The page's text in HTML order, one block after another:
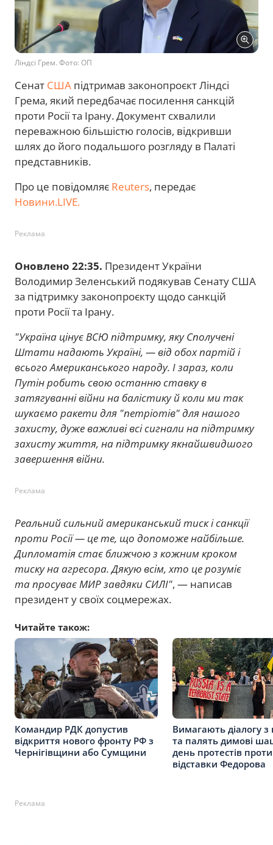
Ліндсі Грем. Фото: ОП
Сенат США підтримав законопроєкт Ліндсі
Грема, який передбачає посилення санкцій
проти Росії та Ірану. Документ схвалили
переважною більшістю голосів, відкривши
шлях до його подальшого розгляду в Палаті
представників.
Про це повідомляє Reuters, передає
Новини.LIVE.
Реклама
Оновлено 22:35. Президент України
Володимир Зеленський подякував Сенату США
за підтримку законопроєкту щодо санкцій
проти Росії та Ірану.
"Україна цінує ВСЮ підтримку, яку Сполучені
Штати надають Україні, — від обох партій і
всього Американського народу. І зараз, коли
Путін робить свою останню ставку в
затягуванні війни на балістику й коли ми так
шукаємо ракети для "петріотів" для нашого
захисту, дуже важливі всі сигнали на підтримку
захисту життя, на підтримку якнайшвидшого
завершення війни.
Реклама
Реальний сильний американський тиск і санкції
проти Росії — це те, що допоможе найбільше.
Дипломатія стає ближчою з кожним кроком
тиску на агресора. Дякую всім, хто це розуміє
та просуває МИР завдяки СИЛІ", — написав
президент у своїх соцмережах.
Читайте також:
Командир РДК допустив
відкриття нового фронту РФ з
Чернігівщини або Сумщини
Вимагають діалогу
та палять димові
день протестів проти
відставки Федорова
Реклама